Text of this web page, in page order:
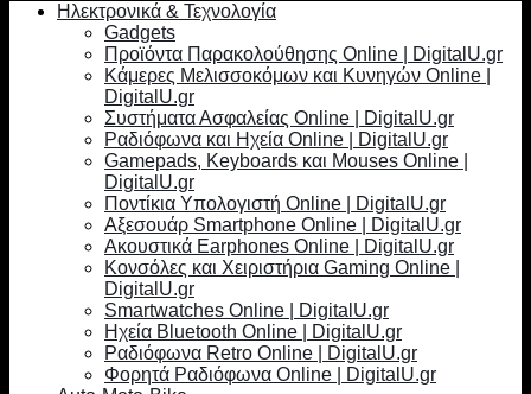
Ηλεκτρονικά & Τεχνολογία
Gadgets
Προϊόντα Παρακολούθησης Online | DigitalU.gr
Κάμερες Μελισσοκόμων και Κυνηγών Online |
DigitalU.gr
Συστήματα Ασφαλείας Online | DigitalU.gr
Ραδιόφωνα και Ηχεία Online | DigitalU.gr
Gamepads, Keyboards και Mouses Online |
DigitalU.gr
Ποντίκια Υπολογιστή Online | DigitalU.gr
Αξεσουάρ Smartphone Online | DigitalU.gr
Ακουστικά Earphones Online | DigitalU.gr
Κονσόλες και Χειριστήρια Gaming Online |
DigitalU.gr
Smartwatches Online | DigitalU.gr
Ηχεία Bluetooth Online | DigitalU.gr
Ραδιόφωνα Retro Online | DigitalU.gr
Φορητά Ραδιόφωνα Online | DigitalU.gr